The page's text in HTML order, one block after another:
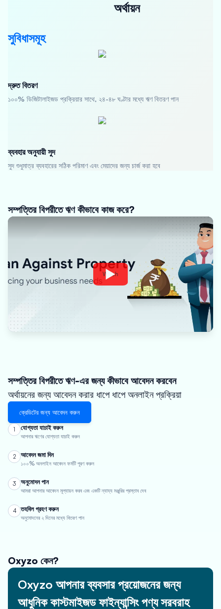
অর্থায়ন
সুবিধাসমূহ
দ্রুত বিতরণ
১০০% ডিজিটালাইজড প্রক্রিয়ার সাথে, ২৪-৪৮ ঘণ্টার মধ্যে ঋণ বিতরণ পান
ব্যবহার অনুযায়ী সুদ
সুদ শুধুমাত্র ব্যবহারের সঠিক পরিমাণ এবং মেয়াদের জন্য চার্জ করা হবে
সম্পত্তির বিপরীতে ঋণ কীভাবে কাজ করে?
Watch
সম্পত্তির বিপরীতে ঋণ-এর জন্য কীভাবে আবেদন করবেন
অর্থায়নের জন্য আবেদন করার ধাপে ধাপে অনলাইন প্রক্রিয়া
ক্রেডিটের জন্য আবেদন করুন
1 যোগ্যতা যাচাই করুন
আপনার ঋণের যোগ্যতা যাচাই করুন
2 আবেদন জমা দিন
১০০% অনলাইন আবেদন ফর্মটি পূরণ করুন
3 অনুমোদন পান
আমরা আপনার আবেদন মূল্যায়ন করব এবং একটি ন্যায্য মঞ্জুরির প্রস্তাব দেব
4 তহবিল গ্রহণ করুন
অনুমোদনের ২ দিনের মধ্যে বিতরণ পান
Oxyzo কেন?
Oxyzo আপনার ব্যবসার প্রয়োজনের জন্য
আধুনিক কাস্টমাইজড ফাইন্যান্সিং পণ্য সরবরাহ